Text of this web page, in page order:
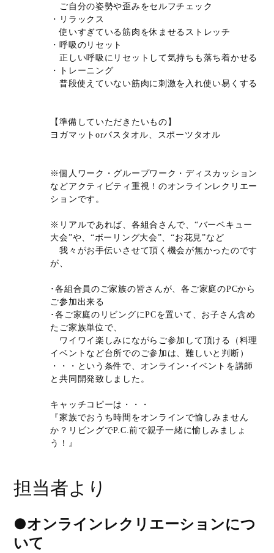
ご自分の姿勢や歪みをセルフチェック
・リラックス
使いすぎている筋肉を休ませるストレッチ
・呼吸のリセット
正しい呼吸にリセットして気持ちも落ち着かせる
・トレーニング
普段使えていない筋肉に刺激を入れ使い易くする
【準備していただきたいもの】
ヨガマットorバスタオル、スポーツタオル
※個人ワーク・グループワーク・ディスカッション
などアクティビティ重視！のオンラインレクリエー
ションです。
※リアルであれば、各組合さんで、“バーベキュー
大会”や、“ボーリング大会”、“お花見”など
我々がお手伝いさせて頂く機会が無かったのです
が、
･各組合員のご家族の皆さんが、各ご家庭のPCから
ご参加出来る
･各ご家庭のリビングにPCを置いて、お子さん含め
たご家族単位で、
ワイワイ楽しみにながらご参加して頂ける（料理
イベントなど台所でのご参加は、難しいと判断）
・・・という条件で、オンライン･イベントを講師
と共同開発致しました。
キャッチコピーは・・・
『家族でおうち時間をオンラインで愉しみません
か？リビングでP.C.前で親子一緒に愉しみましょ
う！』
担当者より
●オンラインレクリエーションにつ
いて